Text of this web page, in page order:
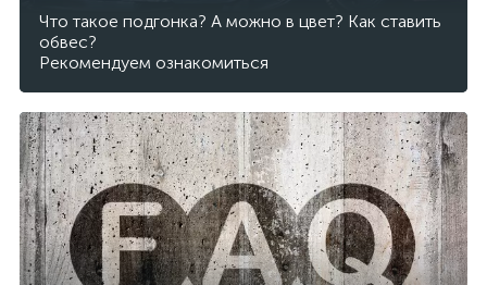
Что такое подгонка? А можно в цвет? Как ставить
обвес?
Рекомендуем ознакомиться